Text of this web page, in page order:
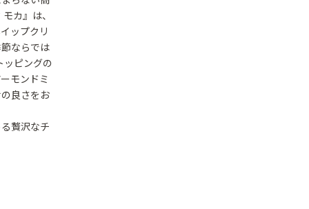
カ』は、
ップクリ
ならでは
ピングの
モンドミ
良さをお
贅沢なチ